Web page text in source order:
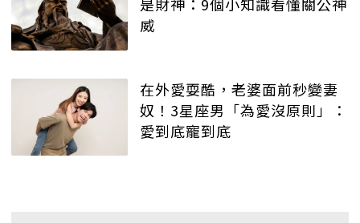
威
在外愛耍酷，老婆面前秒變妻
奴！3星座男「為愛沒原則」：
愛到底寵到底